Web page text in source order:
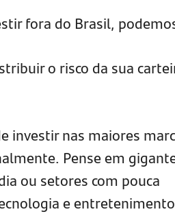
fora do Brasil,
o risco da sua
investir nas maiores
Pense em
ou setores com pouca
e